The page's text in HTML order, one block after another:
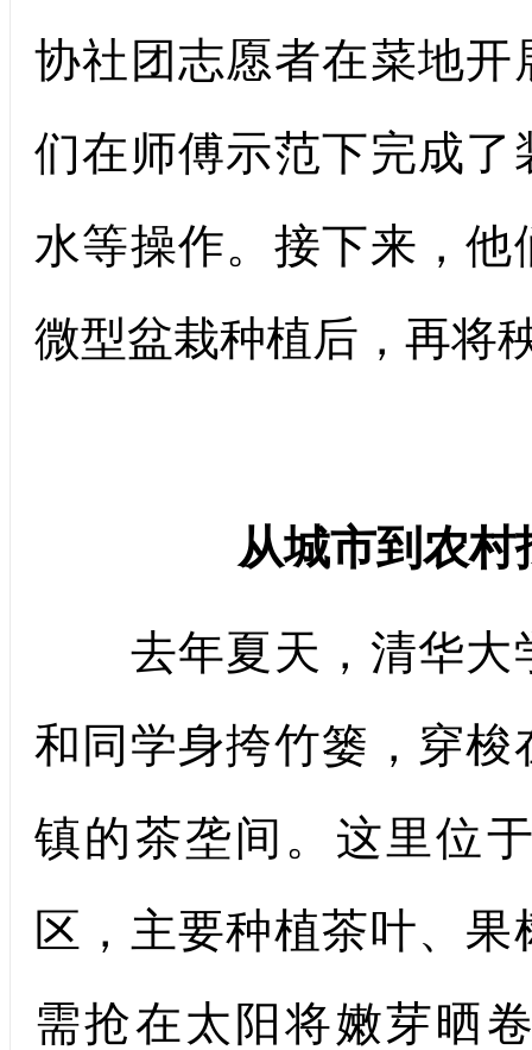
协社团志愿者在菜地
们在师傅示范下完成
水等操作。接下来，
微型盆栽种植后，再将
从城市到农村
去年夏天，清华大
和同学身挎竹篓，穿
镇的茶垄间。这里位
区，主要种植茶叶、
需抢在太阳将嫩芽晒